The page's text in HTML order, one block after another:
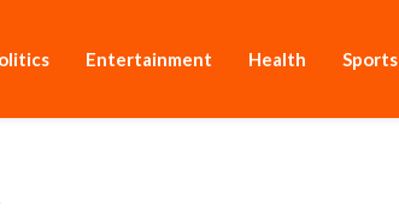
Entertainment Health Sports